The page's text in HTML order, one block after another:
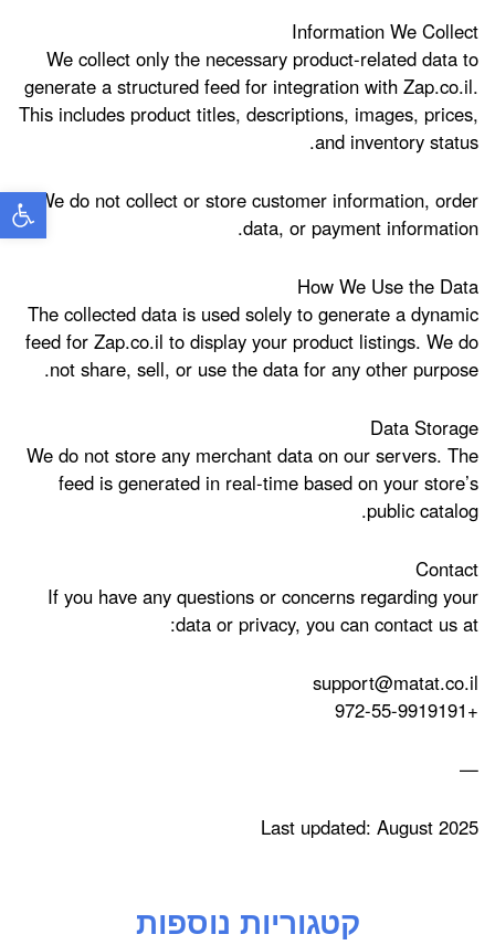
Information We Collect
We collect only the necessary product-related data to
generate a structured feed for integration with Zap.co.il.
This includes product titles, descriptions, images, prices,
and inventory status.
We do not collect or store customer information, order
data, or payment information.
How We Use the Data
The collected data is used solely to generate a dynamic
feed for Zap.co.il to display your product listings. We do
not share, sell, or use the data for any other purpose.
Data Storage
We do not store any merchant data on our servers. The
feed is generated in real-time based on your store’s
public catalog.
Contact
If you have any questions or concerns regarding your
data or privacy, you can contact us at:
support@matat.co.il
+972-55-9919191
—
Last updated: August 2025
קטגוריות נוספות